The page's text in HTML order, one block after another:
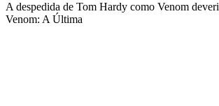
A despedida de Tom Hardy como Venom
Venom: A Última